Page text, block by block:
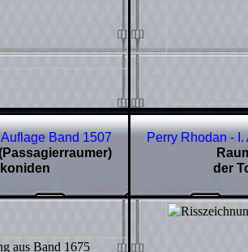
Band 1507
Perry Rhodan -
der